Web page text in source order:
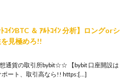
ﾄｺｲﾝBTC ＆ ｱﾙﾄｺｲﾝ 分析】ロングorシ
を見極めろ!!
通貨の取引所bybit☆☆ 【bybit 口座開設は
ポート、取引高なら!! https:[…]